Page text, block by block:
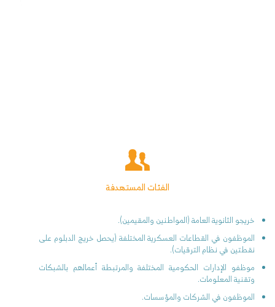
الفئات المستهدفة
خريجو الثانوية العامة (المواطنين والمقيمين).
الموظفون في القطاعات العسكرية المختلفة (يحصل خريج الدبلوم على
نقطتين في نظام الترقيات).
موظفو الإدارات الحكومية المختلفة والمرتبطة أعمالهم بالشبكات
وتقنية المعلومات.
الموظفون في الشركات والمؤسسات.